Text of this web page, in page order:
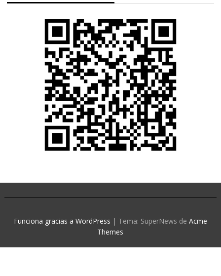
Funciona gracias a WordPress | Tema: SuperNews de Acme
Themes